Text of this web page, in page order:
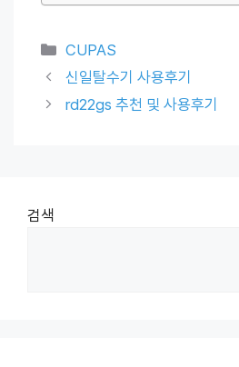
Categories
CUPAS
신일탈수기 사용후기
rd22gs 추천 및 사용후기
검색